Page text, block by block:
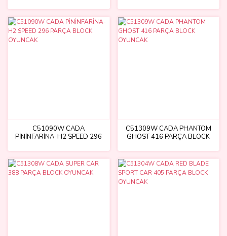
C51090W CADA
PİNİNFARİNA-H2 SPEED 296
C51309W CADA PHANTOM
GHOST 416 PARÇA BLOCK